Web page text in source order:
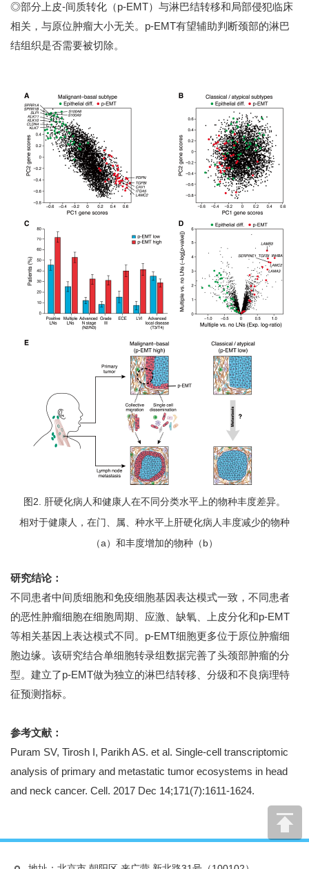
◎部分上皮-间质转化（p-EMT）与淋巴结转移和局部侵犯临床
相关，与原位肿瘤大小无关。p-EMT有望辅助判断颈部的淋巴
结组织是否需要被切除。
图2. 肝硬化病人和健康人在不同分类水平上的物种丰度差异。
相对于健康人，在门、属、种水平上肝硬化病人丰度减少的物种
（a）和丰度增加的物种（b）
研究结论：
不同患者中间质细胞和免疫细胞基因表达模式一致，不同患者
的恶性肿瘤细胞在细胞周期、应激、缺氧、上皮分化和p-EMT
等相关基因上表达模式不同。p-EMT细胞更多位于原位肿瘤细
胞边缘。该研究结合单细胞转录组数据完善了头颈部肿瘤的分
型。建立了p-EMT做为独立的淋巴结转移、分级和不良病理特
征预测指标。
参考文献：
Puram SV, Tirosh I, Parikh AS. et al. Single-cell transcriptomic
analysis of primary and metastatic tumor ecosystems in head
and neck cancer. Cell. 2017 Dec 14;171(7):1611-1624.